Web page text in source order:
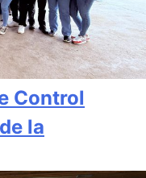
Control
la